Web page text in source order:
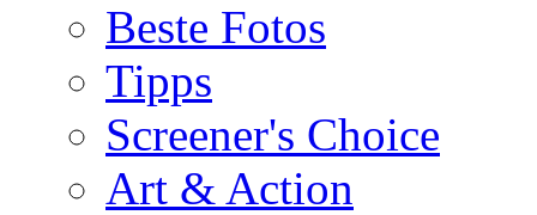
Beste Fotos
Tipps
Screener's Choice
Art & Action